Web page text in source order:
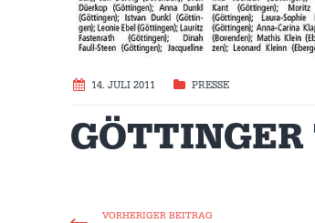
14. JULI 2011 PRESSE
GÖTTINGER
VORHERIGER BEITRAG